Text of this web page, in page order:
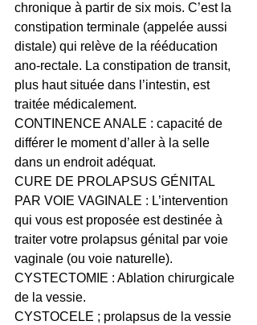
chronique à partir de six mois. C’est la
constipation terminale (appelée aussi
distale) qui relève de la rééducation
ano-rectale. La constipation de transit,
plus haut située dans l’intestin, est
traitée médicalement.
CONTINENCE ANALE : capacité de
différer le moment d’aller à la selle
dans un endroit adéquat.
CURE DE PROLAPSUS GÉNITAL
PAR VOIE VAGINALE : L’intervention
qui vous est proposée est destinée à
traiter votre prolapsus génital par voie
vaginale (ou voie naturelle).
CYSTECTOMIE : Ablation chirurgicale
de la vessie.
CYSTOCELE ; prolapsus de la vessie